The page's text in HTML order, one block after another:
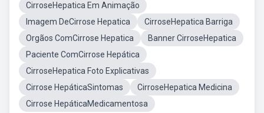
CirroseHepatica Em Animação
Imagem DeCirrose Hepatica
CirroseHepatica Barriga
Orgãos ComCirrose Hepatica
Banner CirroseHepatica
Paciente ComCirrose Hepática
CirroseHepatica Foto Explicativas
Cirrose HepáticaSintomas
CirroseHepatica Medicina
Cirrose HepáticaMedicamentosa